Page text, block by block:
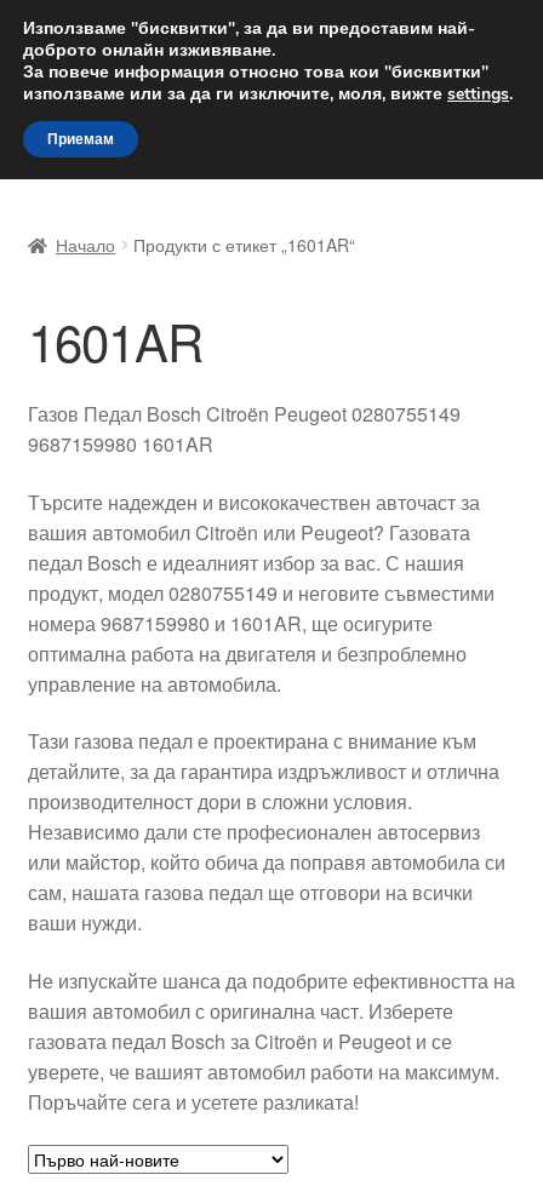
ДОСТАВКА от 12 лв.
Доставка по целия свят
Skip
to
navigation
Skip
to
content
Доставка по целия свят
Жалби
Количка
Контакт
Моята сметка
Плащанията
Правила и условия
Процедура за рекламации
Разгледайте
Транспорт
Начало Продукти с етикет „1601AR“
1601AR
Газов Педал Bosch Citroën Peugeot 0280755149
9687159980 1601AR
Търсите надежден и висококачествен авточаст за
вашия автомобил Citroën или Peugeot? Газовата
педал Bosch е идеалният избор за вас. С нашия
продукт, модел 0280755149 и неговите съвместими
номера 9687159980 и 1601AR, ще осигурите
оптимална работа на двигателя и безпроблемно
управление на автомобила.
Тази газова педал е проектирана с внимание към
детайлите, за да гарантира издръжливост и отлична
производителност дори в сложни условия.
Независимо дали сте професионален автосервиз
или майстор, който обича да поправя автомобила си
сам, нашата газова педал ще отговори на всички
ваши нужди.
Не изпускайте шанса да подобрите ефективността на
вашия автомобил с оригинална част. Изберете
газовата педал Bosch за Citroën и Peugeot и се
уверете, че вашият автомобил работи на максимум.
Поръчайте сега и усетете разликата!
Използваме "бисквитки", за да ви предоставим най-
доброто онлайн изживяване.
За повече информация относно това кои "бисквитки"
използваме или за да ги изключите, моля, вижте settings.
Приемам